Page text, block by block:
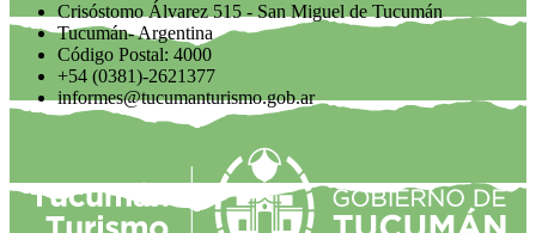
Crisóstomo Álvarez 515 - San Miguel de Tucumán
Tucumán- Argentina
Código Postal: 4000
+54 (0381)-2621377
informes@tucumanturismo.gob.ar